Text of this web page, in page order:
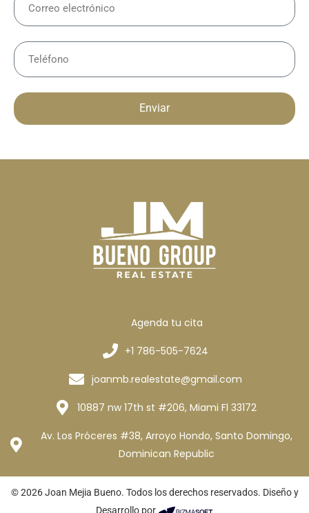
Enviar
Agenda tu cita
+1 786-505-7624
joanmb.realestate@gmail.com
10887 nw 17th st #206, Miami Fl 33172
Av. Los Próceres #38, Arroyo Hondo, Santo Domingo,
Dominican Republic
© 2026 Joan Mejia Bueno. Todos los derechos reservados. Diseño y
Desarrollo por